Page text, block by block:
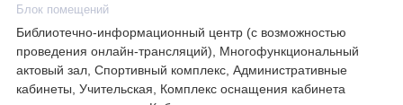
Блок помещений
Библиотечно-информационный центр (с возможностью
проведения онлайн-трансляций), Многофункциональный
актовый зал, Спортивный комплекс, Административные
кабинеты, Учительская, Комплекс оснащения кабинета